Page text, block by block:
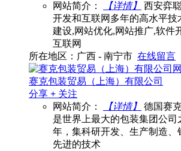
网站简介：
【详情】
西安弈
开发和互联网多年的高水平技
建设,网站优化,网站推广,软件
互联网
所在地区：广西 - 南宁市 在线留言
赛克包装贸易（上海）有限公司
分享 + 关注
网站简介：
【详情】
德国赛
是世界上最大的包装集团公司
年，集科研开发、生产制造、
先进的技术